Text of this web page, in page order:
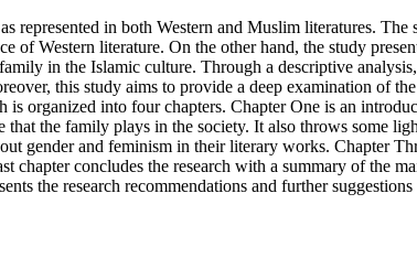
represented in both Western and Muslim literatures. The
Western literature. On the other hand, the study
in the Islamic culture. Through a descriptive
this study aims to provide a deep examination of
organized into four chapters. Chapter One is an
the family plays in the society. It also throws some
gender and feminism in their literary works. Chapter
concludes the research with a summary of the
the research recommendations and further